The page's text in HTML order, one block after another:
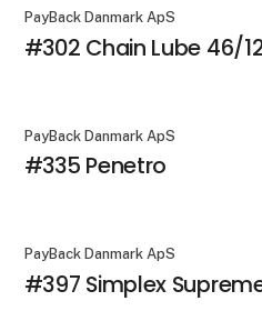
PayBack Danmark ApS
#302 Chain Lube 46/
PayBack Danmark ApS
#335 Penetro
PayBack Danmark ApS
#397 Simplex